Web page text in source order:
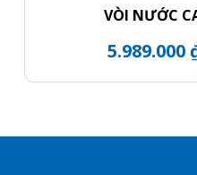
VÒI NƯỚC
5.989.000